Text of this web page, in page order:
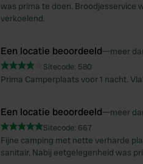
was prima te doen. Broodjesservice
verkoelend.
Een locatie beoordeeld—meer
Sitecode: 580
Prima Camperplaats voor 1 nacht.
Een locatie beoordeeld—meer
Sitecode: 667
Fijne camping met nette verharde
sanitair. Nabij eetgelegenheid was